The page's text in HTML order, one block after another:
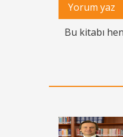
Yorum yaz
Bu kitabı